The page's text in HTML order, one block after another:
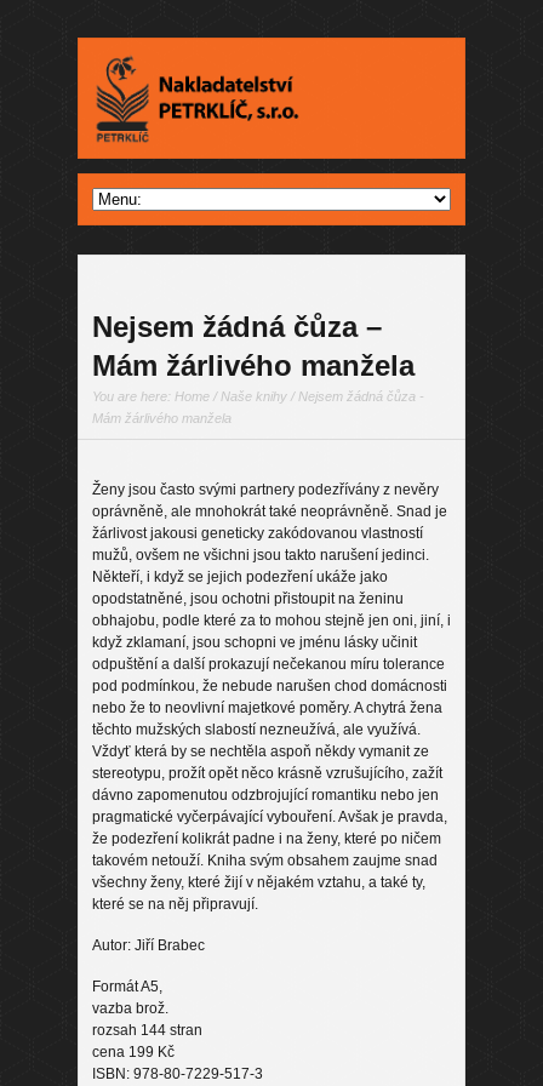
Nejsem žádná čůza –
Mám žárlivého manžela
You are here: Home / Naše knihy / Nejsem žádná čůza -
Mám žárlivého manžela
Ženy jsou často svými partnery podezřívány z nevěry
oprávněně, ale mnohokrát také neoprávněně. Snad je
žárlivost jakousi geneticky zakódovanou vlastností
mužů, ovšem ne všichni jsou takto narušení jedinci.
Někteří, i když se jejich podezření ukáže jako
opodstatněné, jsou ochotni přistoupit na ženinu
obhajobu, podle které za to mohou stejně jen oni, jiní, i
když zklamaní, jsou schopni ve jménu lásky učinit
odpuštění a další prokazují nečekanou míru tolerance
pod podmínkou, že nebude narušen chod domácnosti
nebo že to neovlivní majetkové poměry. A chytrá žena
těchto mužských slabostí nezneužívá, ale využívá.
Vždyť která by se nechtěla aspoň někdy vymanit ze
stereotypu, prožít opět něco krásně vzrušujícího, zažít
dávno zapomenutou odzbrojující romantiku nebo jen
pragmatické vyčerpávající vybouření. Avšak je pravda,
že podezření kolikrát padne i na ženy, které po ničem
takovém netouží. Kniha svým obsahem zaujme snad
všechny ženy, které žijí v nějakém vztahu, a také ty,
které se na něj připravují.
Autor: Jiří Brabec
Formát A5,
vazba brož.
rozsah 144 stran
cena 199 Kč
ISBN: 978-80-7229-517-3